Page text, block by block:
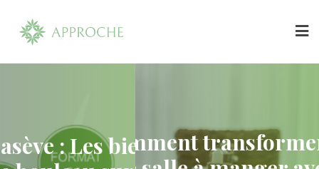
content
Les bienfaits
Comment transformer